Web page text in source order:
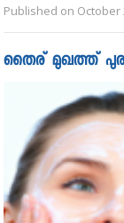
Published on October
തൈര് മുഖത്ത്